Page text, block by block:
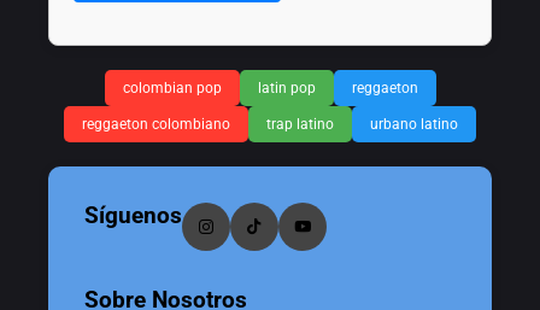
colombian pop latin pop reggaeton
reggaeton colombiano trap latino urbano latino
Síguenos
Sobre Nosotros